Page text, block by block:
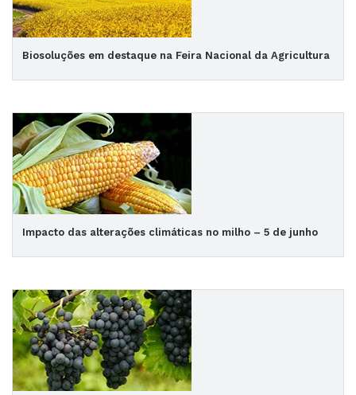
Biosoluções em destaque na Feira Nacional da Agricultura
Impacto das alterações climáticas no milho – 5 de junho